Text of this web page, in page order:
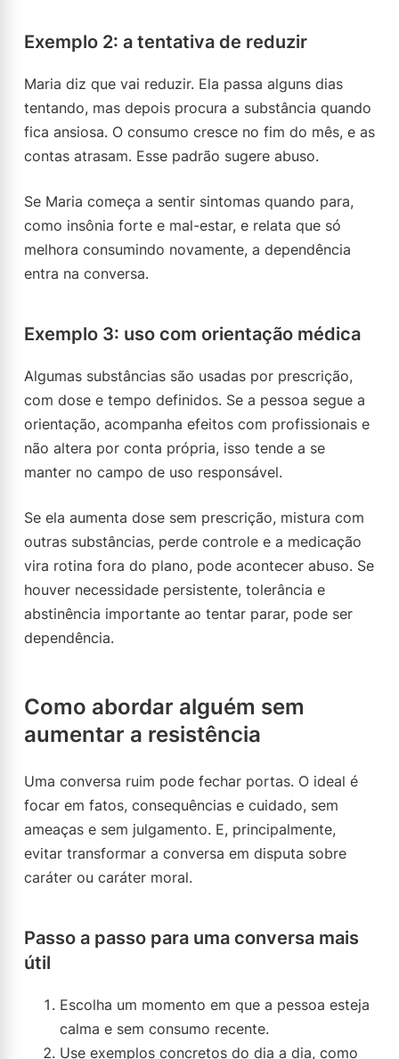
Exemplo 2: a tentativa de reduzir
Maria diz que vai reduzir. Ela passa alguns dias
tentando, mas depois procura a substância quando
fica ansiosa. O consumo cresce no fim do mês, e as
contas atrasam. Esse padrão sugere abuso.
Se Maria começa a sentir sintomas quando para,
como insônia forte e mal-estar, e relata que só
melhora consumindo novamente, a dependência
entra na conversa.
Exemplo 3: uso com orientação médica
Algumas substâncias são usadas por prescrição,
com dose e tempo definidos. Se a pessoa segue a
orientação, acompanha efeitos com profissionais e
não altera por conta própria, isso tende a se
manter no campo de uso responsável.
Se ela aumenta dose sem prescrição, mistura com
outras substâncias, perde controle e a medicação
vira rotina fora do plano, pode acontecer abuso. Se
houver necessidade persistente, tolerância e
abstinência importante ao tentar parar, pode ser
dependência.
Como abordar alguém sem
aumentar a resistência
Uma conversa ruim pode fechar portas. O ideal é
focar em fatos, consequências e cuidado, sem
ameaças e sem julgamento. E, principalmente,
evitar transformar a conversa em disputa sobre
caráter ou caráter moral.
Passo a passo para uma conversa mais
útil
Escolha um momento em que a pessoa esteja
calma e sem consumo recente.
Use exemplos concretos do dia a dia, como